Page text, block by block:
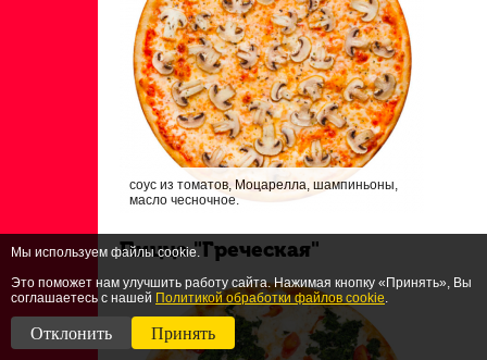
соус из томатов, Моцарелла, шампиньоны,
масло чесночное.
Пицца "Греческая"
Мы используем файлы cookie.
Это поможет нам улучшить работу сайта. Нажимая кнопку «Принять», Вы
соглашаетесь с нашей Политикой обработки файлов cookie.
Отклонить Принять